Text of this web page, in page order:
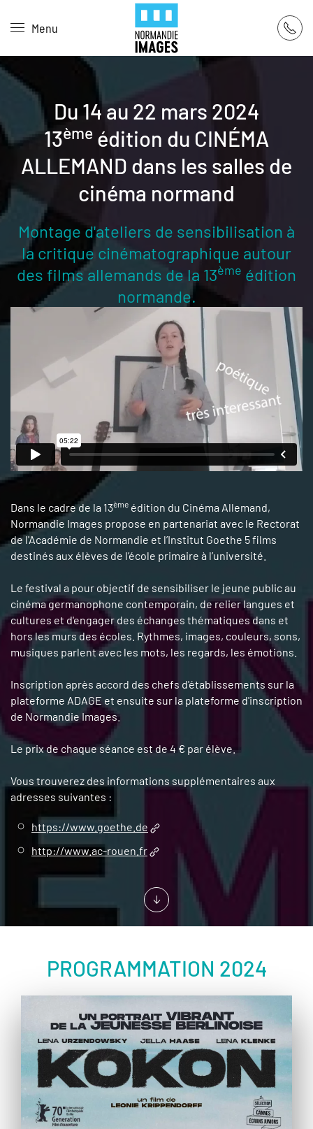
Skip to main content
Menu
Du 14 au 22 mars 2024
13ème édition du CINÉMA
ALLEMAND dans les salles de
cinéma normand
Montage d'ateliers de sensibilisation à
la critique cinématographique autour
des films allemands de la 13ème édition
normande.
Dans le cadre de la 13ème édition du Cinéma Allemand,
Normandie Images propose en partenariat avec le Rectorat
de l'Académie de Normandie et l’Institut Goethe 5 films
destinés aux élèves de l’école primaire à l’université.
Le festival a pour objectif de sensibiliser le jeune public au
cinéma germanophone contemporain, de relier langues et
cultures et d'engager des échanges thématiques dans et
hors les murs des écoles. Rythmes, images, couleurs, sons,
musiques parlent avec les mots, les regards, les émotions.
Inscription après accord des chefs d'établissements sur la
plateforme ADAGE et ensuite sur la plateforme d'inscription
de Normandie Images.
Le prix de chaque séance est de 4 € par élève.
Vous trouverez des informations supplémentaires aux
adresses suivantes :
https://www.goethe.de
http://www.ac-rouen.fr
PROGRAMMATION 2024
Panneau de gestion des cookies